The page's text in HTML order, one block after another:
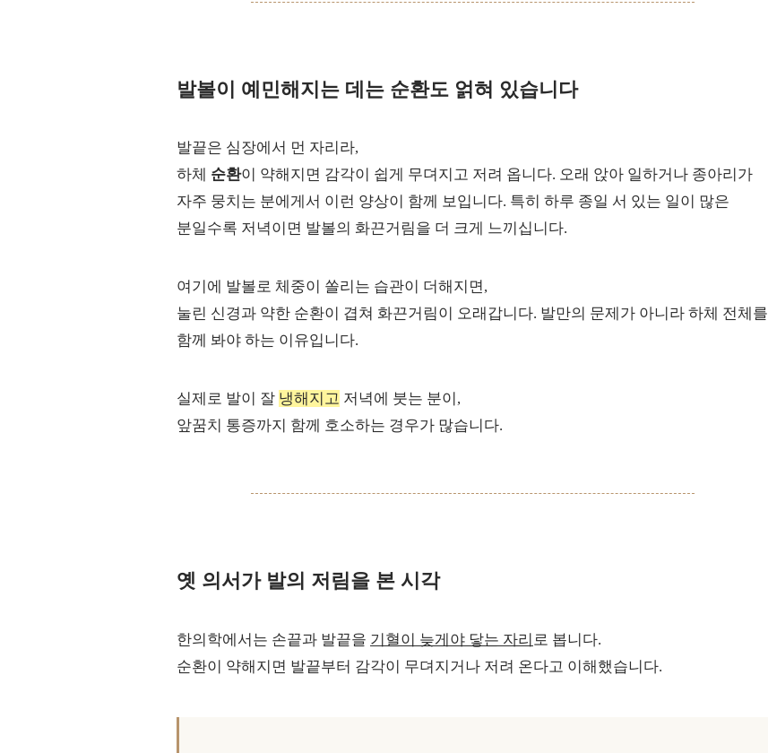
발볼이 예민해지는 데는 순환도 얽혀 있습니다
발끝은 심장에서 먼 자리라,
하체 순환이 약해지면 감각이 쉽게 무뎌지고 저려 옵니다. 오래 앉아 일하거나 종아리가
자주 뭉치는 분에게서 이런 양상이 함께 보입니다. 특히 하루 종일 서 있는 일이 많은
분일수록 저녁이면 발볼의 화끈거림을 더 크게 느끼십니다.
여기에 발볼로 체중이 쏠리는 습관이 더해지면,
눌린 신경과 약한 순환이 겹쳐 화끈거림이 오래갑니다. 발만의 문제가 아니라 하체 전체를
함께 봐야 하는 이유입니다.
실제로 발이 잘 냉해지고 저녁에 붓는 분이,
앞꿈치 통증까지 함께 호소하는 경우가 많습니다.
옛 의서가 발의 저림을 본 시각
한의학에서는 손끝과 발끝을 기혈이 늦게야 닿는 자리 로 봅니다.
순환이 약해지면 발끝부터 감각이 무뎌지거나 저려 온다고 이해했습니다.